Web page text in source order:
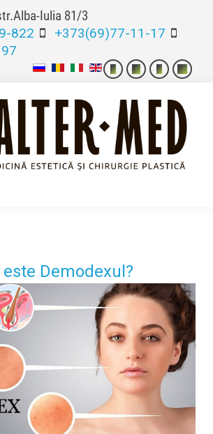
Iulia 81/3
822
+373(69)77-11-17
este Demodexul?